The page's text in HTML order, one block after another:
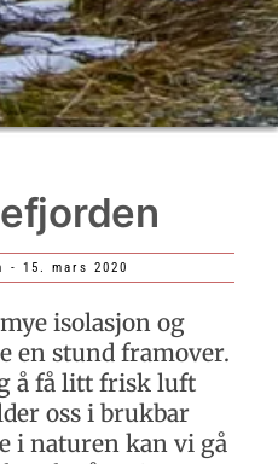
- 15. mars 2020
isolasjon og
en stund framover.
å få litt frisk luft
oss i brukbar
i naturen kan vi gå